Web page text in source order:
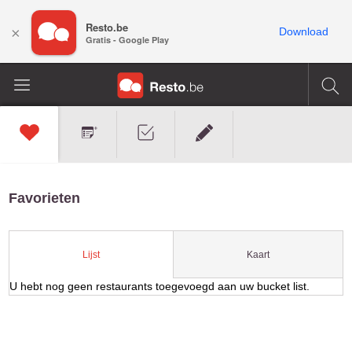
Favorieten
Lijst Kaart
U hebt nog geen restaurants toegevoegd aan uw bucket list.
× Resto.be
Gratis - Google Play
Download